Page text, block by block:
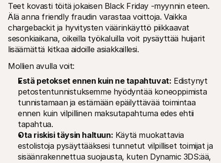
Teet kovasti töitä jokaisen Black Friday -myynnin eteen.
Älä anna friendly fraudin varastaa voittoja. Vaikka
chargebackit ja hyvitysten väärinkäyttö piikkaavat
sesonkiaikana, oikeilla työkaluilla voit pysäyttää huijarit
lisäämättä kitkaa aidoille asiakkaillesi.
Mollien avulla voit:
Estä petokset ennen kuin ne tapahtuvat: Edistynyt
petostentunnistuksemme hyödyntää koneoppimista
tunnistamaan ja estämään epäilyttävää toimintaa
ennen kuin vilpillinen maksutapahtuma edes ehtii
tapahtua.
Ota riskisi täysin haltuun: Käytä muokattavia
estolistoja pysäyttääksesi tunnetut vilpilliset toimijat ja
sisäänrakennettua suojausta, kuten Dynamic 3DS:ää,